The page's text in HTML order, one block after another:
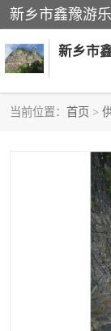
新乡市
当前位置： 首页 >